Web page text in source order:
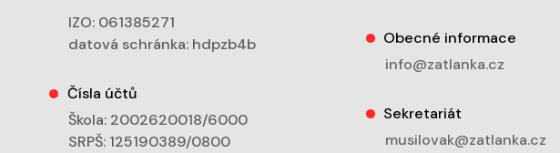
IZO: 061385271
datová schránka: hdpzb4b
Čísla účtů
Škola: 2002620018/6000
SRPŠ: 125190389/0800
Obecné informace
info@zatlanka.cz
Sekretariát
musilovak@zatlanka.cz